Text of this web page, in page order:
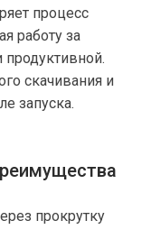
процесс
работу за
скачивания и
запуска.
прокрутку